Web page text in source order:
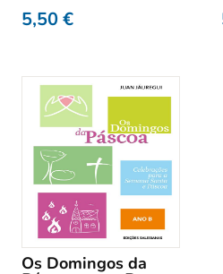
5,50€
Os Domingos da